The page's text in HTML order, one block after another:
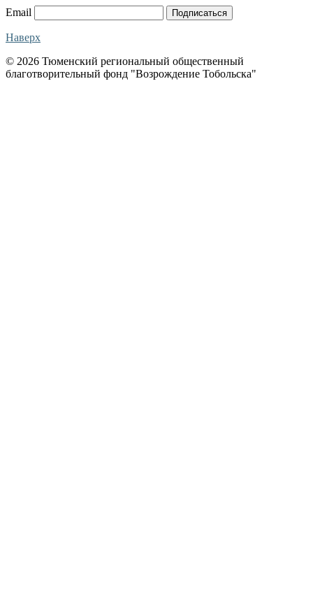
Email Подписаться
Наверх
© 2026 Тюменский региональный общественный
благотворительный фонд "Возрождение Тобольска"